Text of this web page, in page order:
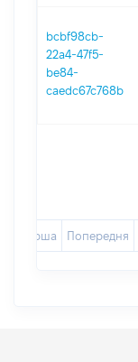
bcbf98cb-
22a4-47f5-
be84-
caedc67c768b
Перша Попередня